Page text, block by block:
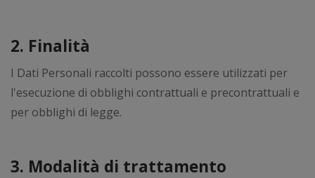
2. Finalità
I Dati Personali raccolti possono essere utilizzati per
l'esecuzione di obblighi contrattuali e precontrattuali e
per obblighi di legge.
3. Modalità di trattamento